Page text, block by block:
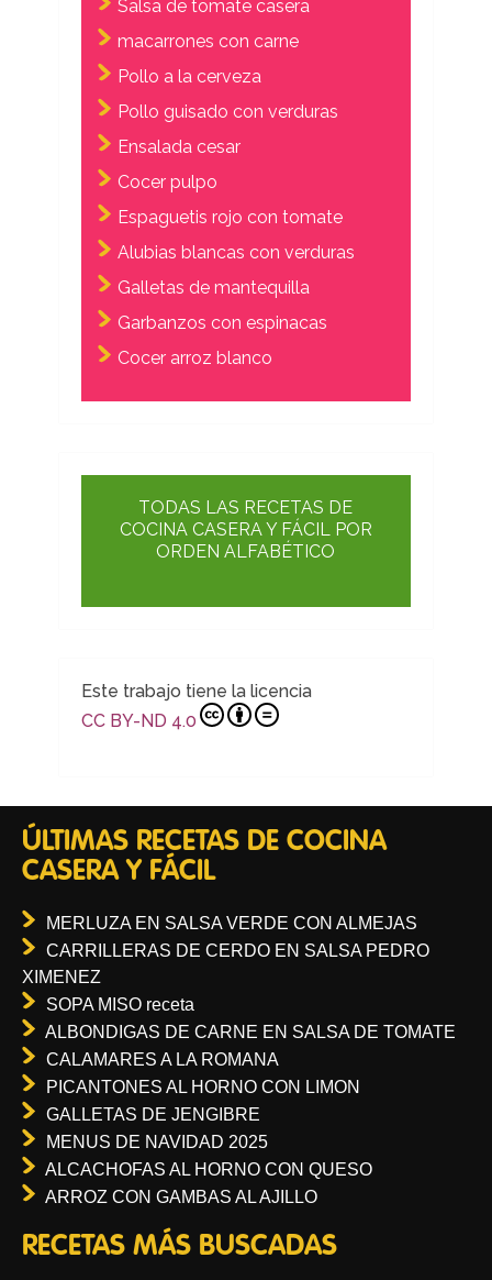
Salsa de tomate casera
macarrones con carne
Pollo a la cerveza
Pollo guisado con verduras
Ensalada cesar
Cocer pulpo
Espaguetis rojo con tomate
Alubias blancas con verduras
Galletas de mantequilla
Garbanzos con espinacas
Cocer arroz blanco
TODAS LAS RECETAS DE
COCINA CASERA Y FÁCIL POR
ORDEN ALFABÉTICO
Este trabajo tiene la licencia
CC BY-ND 4.0
ÚLTIMAS RECETAS DE COCINA
CASERA Y FÁCIL
MERLUZA EN SALSA VERDE CON ALMEJAS
CARRILLERAS DE CERDO EN SALSA PEDRO
XIMENEZ
SOPA MISO receta
ALBONDIGAS DE CARNE EN SALSA DE TOMATE
CALAMARES A LA ROMANA
PICANTONES AL HORNO CON LIMON
GALLETAS DE JENGIBRE
MENUS DE NAVIDAD 2025
ALCACHOFAS AL HORNO CON QUESO
ARROZ CON GAMBAS AL AJILLO
RECETAS MÁS BUSCADAS